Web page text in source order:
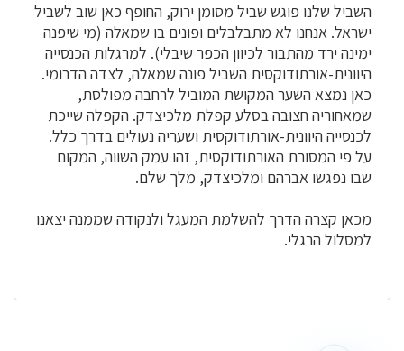
השביל שלנו פוגש שביל מסומן ירוק, החופף כאן שוב לשביל
ישראל. אנחנו לא מתבלבלים ופונים בו שמאלה (מי שיפנה
ימינה ירד מהתבור לכיוון הכפר שיבלי). למרגלות הכנסייה
היוונית-אורתודוקסית השביל פונה שמאלה, לצדה הדרומי.
כאן נמצא השער המקושת המוביל לרחבה מפולסת,
שמאחוריה חצובה בסלע קפלת מלכיצדק. הקפלה שייכת
לכנסייה היוונית-אורתודוקסית ושעריה נעולים בדרך כלל.
על פי המסורת האורתודוקסית, זהו עמק השווה, המקום
שבו נפגשו אברהם ומלכיצדק, מלך שלם.
מכאן קצרה הדרך להשלמת המעגל ולנקודה שממנה יצאנו
למסלול הרגלי.